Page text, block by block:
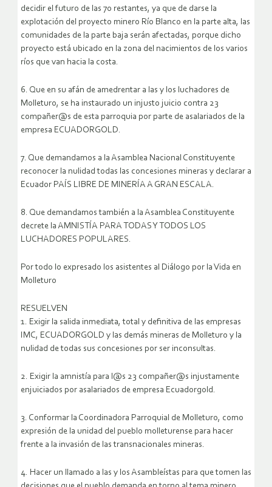
decidir el futuro de las 70 restantes, ya que de darse la
explotación del proyecto minero Río Blanco en la parte alta, las
comunidades de la parte baja serán afectadas, porque dicho
proyecto está ubicado en la zona del nacimientos de los varios
ríos que van hacia la costa.
6. Que en su afán de amedrentar a las y los luchadores de
Molleturo, se ha instaurado un injusto juicio contra 23
compañer@s de esta parroquia por parte de asalariados de la
empresa ECUADORGOLD.
7. Que demandamos a la Asamblea Nacional Constituyente
reconocer la nulidad todas las concesiones mineras y declarar a
Ecuador PAÍS LIBRE DE MINERÍA A GRAN ESCALA.
8. Que demandamos también a la Asamblea Constituyente
decrete la AMNISTÍA PARA TODAS Y TODOS LOS
LUCHADORES POPULARES.
Por todo lo expresado los asistentes al Diálogo por la Vida en
Molleturo
RESUELVEN
1. Exigir la salida inmediata, total y definitiva de las empresas
IMC, ECUADORGOLD y las demás mineras de Molleturo y la
nulidad de todas sus concesiones por ser inconsultas.
2. Exigir la amnistía para l@s 23 compañer@s injustamente
enjuiciados por asalariados de empresa Ecuadorgold.
3. Conformar la Coordinadora Parroquial de Molleturo, como
expresión de la unidad del pueblo molleturense para hacer
frente a la invasión de las transnacionales mineras.
4. Hacer un llamado a las y los Asambleístas para que tomen las